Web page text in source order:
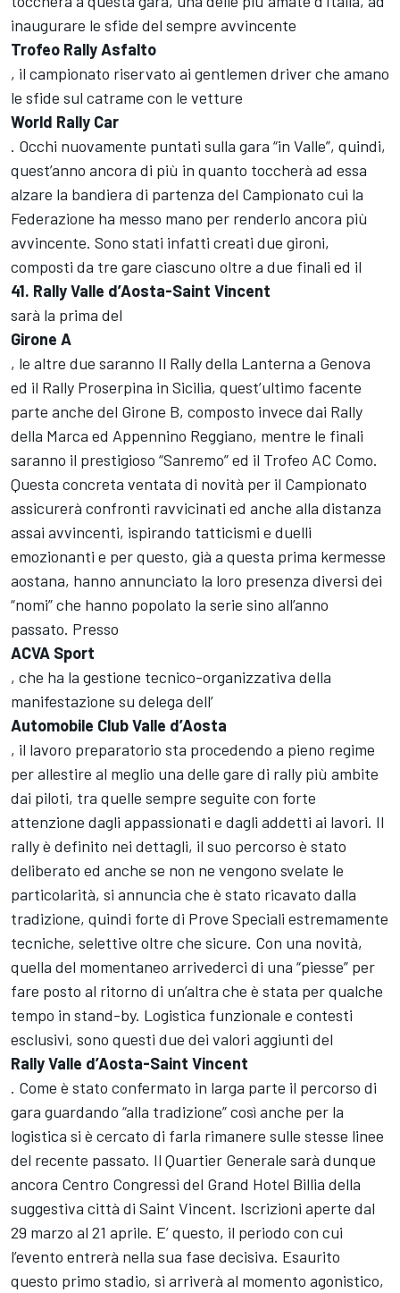
inaugurare le sfide del sempre avvincente
Trofeo Rally Asfalto
, il campionato riservato ai gentlemen driver che amano
le sfide sul catrame con le vetture
World Rally Car
. Occhi nuovamente puntati sulla gara “in Valle”, quindi,
quest’anno ancora di più in quanto toccherà ad essa
alzare la bandiera di partenza del Campionato cui la
Federazione ha messo mano per renderlo ancora più
avvincente. Sono stati infatti creati due gironi,
composti da tre gare ciascuno oltre a due finali ed il
41. Rally Valle d’Aosta-Saint Vincent
sarà la prima del
Girone A
, le altre due saranno Il Rally della Lanterna a Genova
ed il Rally Proserpina in Sicilia, quest’ultimo facente
parte anche del Girone B, composto invece dai Rally
della Marca ed Appennino Reggiano, mentre le finali
saranno il prestigioso “Sanremo” ed il Trofeo AC Como.
Questa concreta ventata di novità per il Campionato
assicurerà confronti ravvicinati ed anche alla distanza
assai avvincenti, ispirando tatticismi e duelli
emozionanti e per questo, già a questa prima kermesse
aostana, hanno annunciato la loro presenza diversi dei
“nomi” che hanno popolato la serie sino all’anno
passato. Presso
ACVA Sport
, che ha la gestione tecnico-organizzativa della
manifestazione su delega dell’
Automobile Club Valle d’Aosta
, il lavoro preparatorio sta procedendo a pieno regime
per allestire al meglio una delle gare di rally più ambite
dai piloti, tra quelle sempre seguite con forte
attenzione dagli appassionati e dagli addetti ai lavori. Il
rally è definito nei dettagli, il suo percorso è stato
deliberato ed anche se non ne vengono svelate le
particolarità, si annuncia che è stato ricavato dalla
tradizione, quindi forte di Prove Speciali estremamente
tecniche, selettive oltre che sicure. Con una novità,
quella del momentaneo arrivederci di una “piesse” per
fare posto al ritorno di un’altra che è stata per qualche
tempo in stand-by. Logistica funzionale e contesti
esclusivi, sono questi due dei valori aggiunti del
Rally Valle d’Aosta-Saint Vincent
. Come è stato confermato in larga parte il percorso di
gara guardando “alla tradizione” così anche per la
logistica si è cercato di farla rimanere sulle stesse linee
del recente passato. Il Quartier Generale sarà dunque
ancora Centro Congressi del Grand Hotel Billia della
suggestiva città di Saint Vincent. Iscrizioni aperte dal
29 marzo al 21 aprile. E’ questo, il periodo con cui
l’evento entrerà nella sua fase decisiva. Esaurito
questo primo stadio, si arriverà al momento agonistico,